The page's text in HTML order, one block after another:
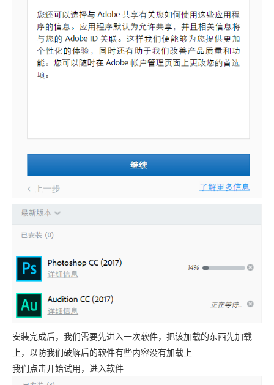
安装完成后，我们需要先进入一次软件，把该加载的东西先加载
上，以防我们破解后的软件有些内容没有加载上
我们点击开始试用，进入软件